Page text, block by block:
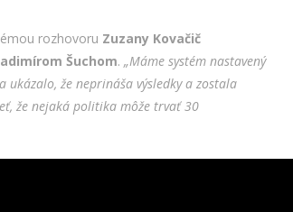
rozhovoru Zuzany Kovačič
Šuchom. „Máme systém nastavený
že neprináša výsledky a zostala
že nejaká politika môže trvať 30